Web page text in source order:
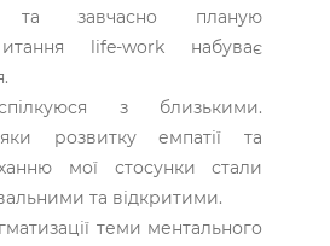
та завчасно планую
life-work набуває
з близькими.
розвитку емпатії та
мої стосунки стали
та відкритими.
теми ментального